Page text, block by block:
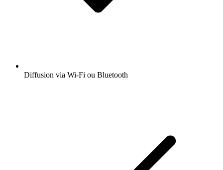
Diffusion via Wi-Fi ou Bluetooth